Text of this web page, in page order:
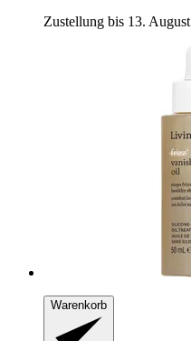
Zustellung bis 13. August
Warenkorb